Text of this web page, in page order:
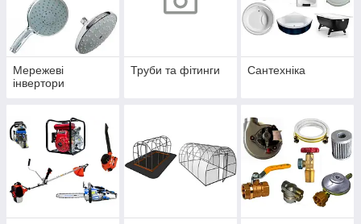
Мережеві
інвертори
Труби та фітинги Сантехніка